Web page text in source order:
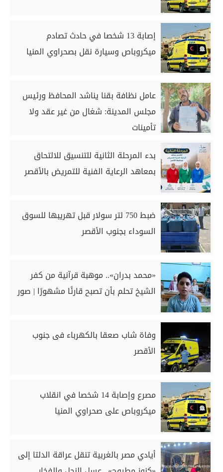
إصابة 13 شخصا في حادث تصادم
ميكروباص وسيارة نقل بصحراوي المنيا
عامل نظافة بقنا يناشد المحافظ ورئيس
مجلس المدينة: شغال من غير عقد ولا
تأمينات
بدء المرحلة الثانية للتنسيق للالتحاق
بمعاهد الرعاية الفنية للتمريض بالأقصر
ضبط 750 لتر سولار قبل تهريبها للسوق
السوداء بجنوب الأقصر
«محمد بدران».. موهبة قرآنية من كفر
الشيخ تحلم بأن تصبح قارئًا مشهورًا | صور
وفاة شاب صعقا بالكهرباء فى جنوب
الأقصر
مصرع وإصابة 14 شخصا في انقلاب
ميكروباص على صحراوي المنيا
أيادي مصر بالغربية تنقل عراقة الدلتا إلى